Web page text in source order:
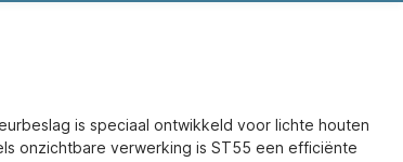
is speciaal ontwikkeld voor lichte houten
onzichtbare verwerking is ST55 een efficiënte